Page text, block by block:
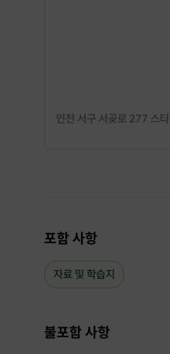
인천 서구 서곶로 277 스
포함 사항
자료 및 학습지
불포함 사항